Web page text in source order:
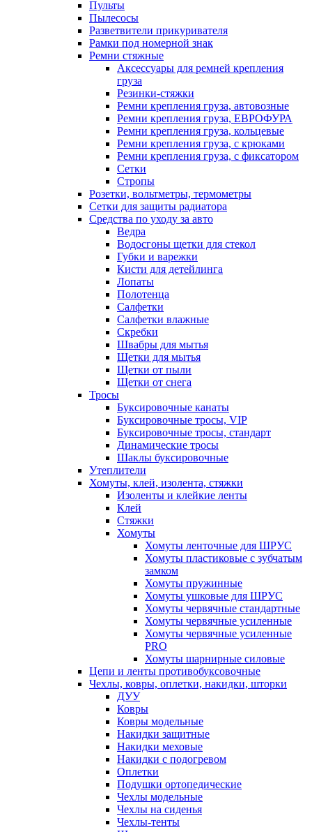
Пульты
Пылесосы
Разветвители прикуривателя
Рамки под номерной знак
Ремни стяжные
Аксессуары для ремней крепления
груза
Резинки-стяжки
Ремни крепления груза, автовозные
Ремни крепления груза, ЕВРОФУРА
Ремни крепления груза, кольцевые
Ремни крепления груза, с крюками
Ремни крепления груза, с фиксатором
Сетки
Стропы
Розетки, вольтметры, термометры
Сетки для защиты радиатора
Средства по уходу за авто
Ведра
Водосгоны щетки для стекол
Губки и варежки
Кисти для детейлинга
Лопаты
Полотенца
Салфетки
Салфетки влажные
Скребки
Швабры для мытья
Щетки для мытья
Щетки от пыли
Щетки от снега
Тросы
Буксировочные канаты
Буксировочные тросы, VIP
Буксировочные тросы, стандарт
Динамические тросы
Шаклы буксировочные
Утеплители
Хомуты, клей, изолента, стяжки
Изоленты и клейкие ленты
Клей
Стяжки
Хомуты
Хомуты ленточные для ШРУС
Хомуты пластиковые с зубчатым
замком
Хомуты пружинные
Хомуты ушковые для ШРУС
Хомуты червячные стандартные
Хомуты червячные усиленные
Хомуты червячные усиленные
PRO
Хомуты шарнирные силовые
Цепи и ленты противобуксовочные
Чехлы, ковры, оплетки, накидки, шторки
ДУУ
Ковры
Ковры модельные
Накидки защитные
Накидки меховые
Накидки с подогревом
Оплетки
Подушки ортопедические
Чехлы модельные
Чехлы на сиденья
Чехлы-тенты